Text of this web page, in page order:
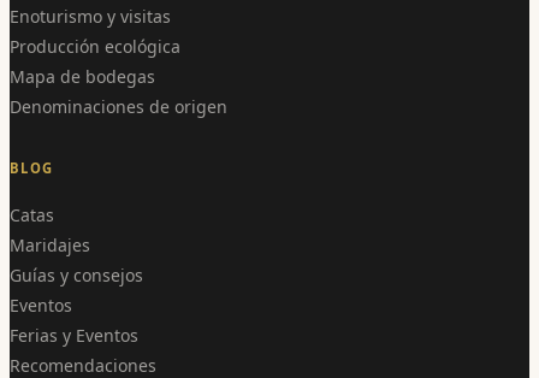
Enoturismo y visitas
Producción ecológica
Mapa de bodegas
Denominaciones de origen
BLOG
Catas
Maridajes
Guías y consejos
Eventos
Ferias y Eventos
Recomendaciones